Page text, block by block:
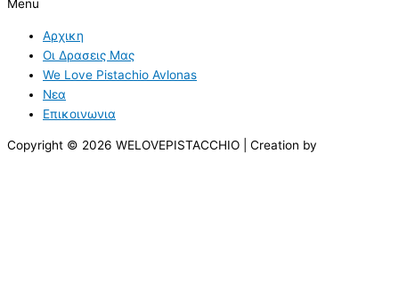
Menu
Αρχικη
Οι Δρασεις Μας
We Love Pistachio Avlonas
Νεα
Επικοινωνια
Copyright © 2026 WELOVEPISTACCHIO | Creation by